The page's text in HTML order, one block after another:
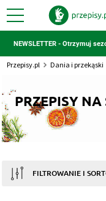
NEWSLETTER - Otrzymuj
Przepisy.pl Dania i przekąski
PRZEPISY
FILTROWANIE I